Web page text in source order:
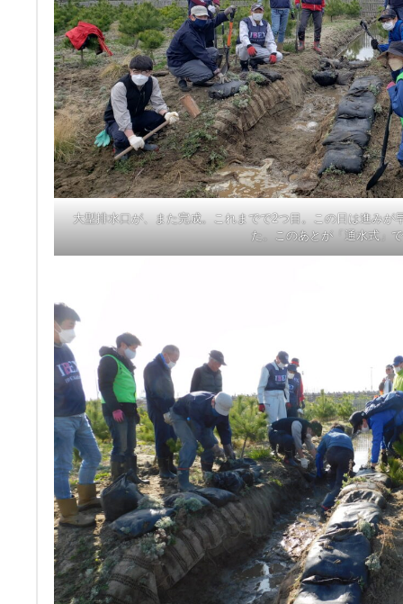
大型排水口が、また完成。これまでで2つ目。この日は進みが
た。このあとが「通水式」